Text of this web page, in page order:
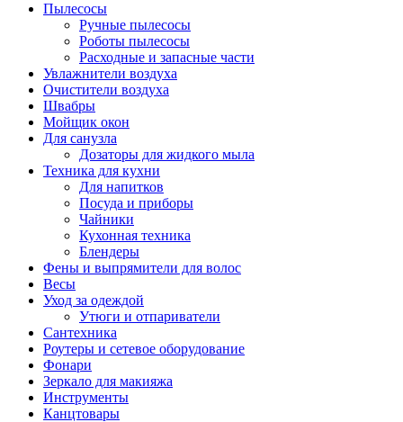
Пылесосы
Ручные пылесосы
Роботы пылесосы
Расходные и запасные части
Увлажнители воздуха
Очистители воздуха
Швабры
Мойщик окон
Для санузла
Дозаторы для жидкого мыла
Техника для кухни
Для напитков
Посуда и приборы
Чайники
Кухонная техника
Блендеры
Фены и выпрямители для волос
Весы
Уход за одеждой
Утюги и отпариватели
Сантехника
Роутеры и сетевое оборудование
Фонари
Зеркало для макияжа
Инструменты
Канцтовары